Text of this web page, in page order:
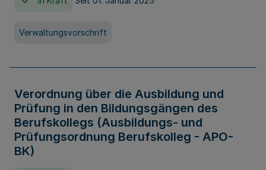
Verwaltungsvorschrift
Verordnung über die Ausbildung und
Prüfung in den Bildungsgängen des
Berufskollegs (Ausbildungs- und
Prüfungsordnung Berufskolleg - APO-
BK)